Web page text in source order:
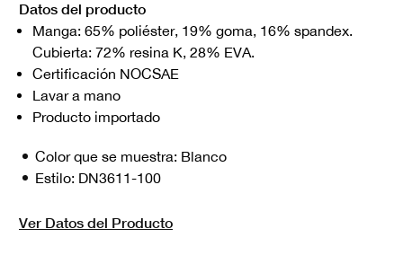
Datos del producto
Manga: 65% poliéster, 19% goma, 16% spandex.
Cubierta: 72% resina K, 28% EVA.
Certificación NOCSAE
Lavar a mano
Producto importado
Color que se muestra: Blanco
Estilo: DN3611-100
Ver Datos del Producto